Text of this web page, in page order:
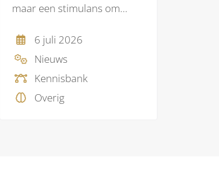
maar een stimulans om
6 juli 2026
Nieuws
Kennisbank
Overig